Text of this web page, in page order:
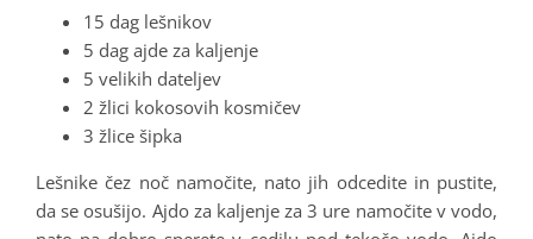
15 dag lešnikov
5 dag ajde za kaljenje
5 velikih dateljev
2 žlici kokosovih kosmičev
3 žlice šipka
Lešnike čez noč namočite, nato jih odcedite in pustite,
da se osušijo. Ajdo za kaljenje za 3 ure namočite v vodo,